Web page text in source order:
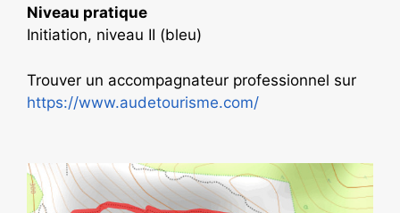
Niveau pratique
Initiation, niveau II (bleu)
Trouver un accompagnateur professionnel sur
https://www.audetourisme.com/